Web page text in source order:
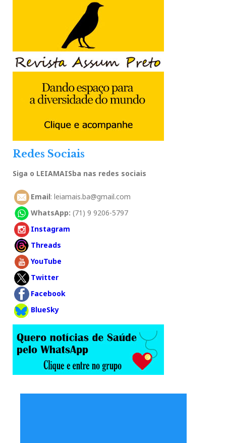
Redes Sociais
Siga o LEIAMAISba nas redes sociais
Email: leiamais.ba@gmail.com
WhatsApp: (71) 9 9206-5797
Instagram
Threads
YouTube
Twitter
Facebook
BlueSky